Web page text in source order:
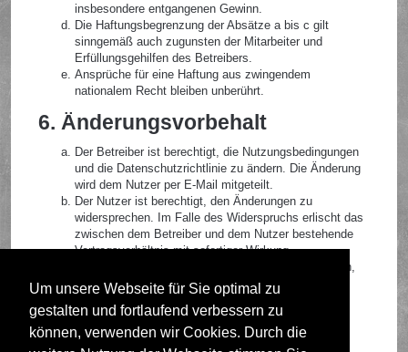
Um unsere Webseite für Sie optimal zu
gestalten und fortlaufend verbessern zu
können, verwenden wir Cookies. Durch die
insbesondere entgangenen Gewinn.
Die Haftungsbegrenzung der Absätze a bis c gilt
sinngemäß auch zugunsten der Mitarbeiter und
Erfüllungsgehilfen des Betreibers.
Ansprüche für eine Haftung aus zwingendem
nationalem Recht bleiben unberührt.
6. Änderungsvorbehalt
Der Betreiber ist berechtigt, die Nutzungsbedingungen
und die Datenschutzrichtlinie zu ändern. Die Änderung
wird dem Nutzer per E-Mail mitgeteilt.
Der Nutzer ist berechtigt, den Änderungen zu
widersprechen. Im Falle des Widerspruchs erlischt das
zwischen dem Betreiber und dem Nutzer bestehende
Vertragsverhältnis mit sofortiger Wirkung.
Die Änderungen gelten als anerkannt und verbindlich,
wenn der Nutzer den Änderungen zugestimmt hat.
Informationen über den Umgang mit deinen persönlichen
Daten sind in der Datenschutzrichtlinie enthalten.